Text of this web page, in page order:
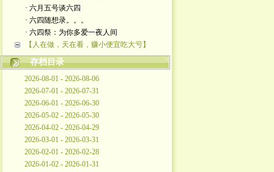
· 六月五号谈六四
· 六四随想录。。。
· 六四祭：为你多爱一夜人间
【人在做，天在看，赚小便宜吃大亏】
存档目录
2026-08-01 - 2026-08-06
2026-07-01 - 2026-07-31
2026-06-01 - 2026-06-30
2026-05-02 - 2026-05-30
2026-04-02 - 2026-04-29
2026-03-01 - 2026-03-31
2026-02-01 - 2026-02-28
2026-01-02 - 2026-01-31